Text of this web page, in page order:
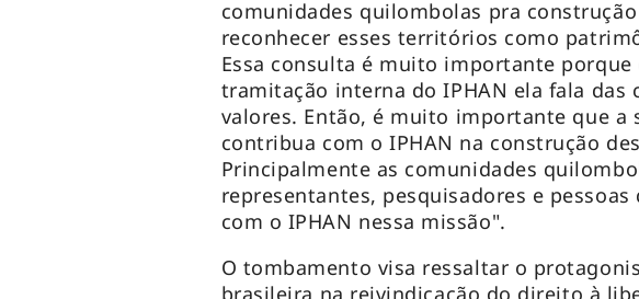
comunidades quilombolas pra
reconhecer esses territórios como
Essa consulta é muito importante porque
tramitação interna do IPHAN ela fala das
valores. Então, é muito importante que a
contribua com o IPHAN na construção
Principalmente as comunidades
representantes, pesquisadores e
com o IPHAN nessa missão".
O tombamento visa ressaltar o